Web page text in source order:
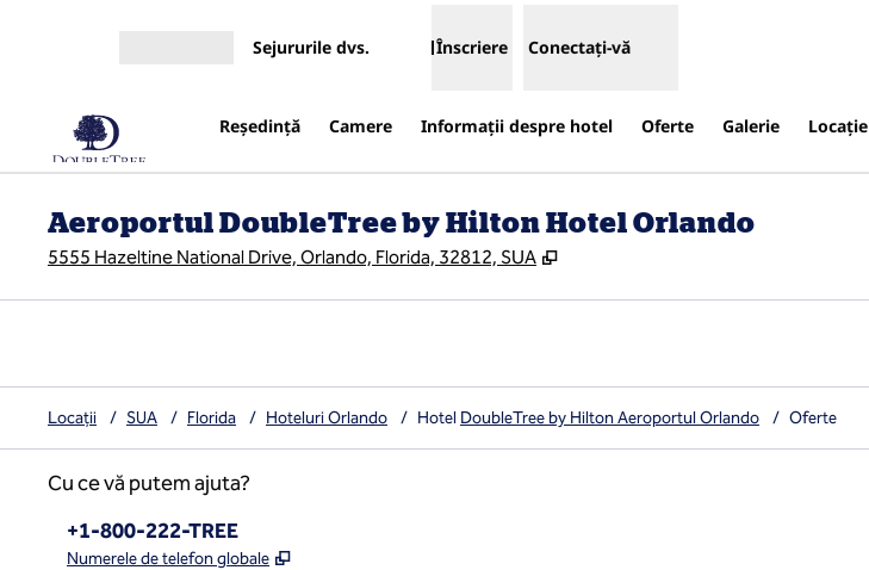
Sejururile dvs. Înscriere Conectați-vă
Reşedinţă Camere Informații despre hotel Oferte Galerie Locaţie
Aeroportul DoubleTree by Hilton Hotel Orlando
5555 Hazeltine National Drive, Orlando, Florida, 32812, SUA ,
Locații / SUA / Florida / Hoteluri Orlando / Hotel DoubleTree by Hilton Aeroportul Orlando / Oferte
Cu ce vă putem ajuta?
Telefon:
+1-800-222-TREE
Numerele de telefon globale ,